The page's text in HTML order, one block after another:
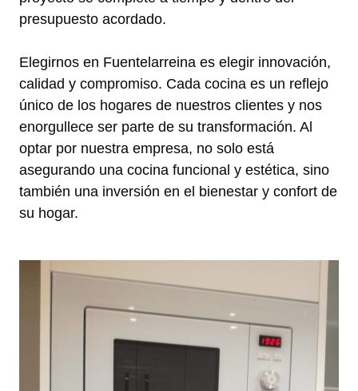
presupuesto acordado.
Elegirnos en Fuentelarreina es elegir innovación,
calidad y compromiso. Cada cocina es un reflejo
único de los hogares de nuestros clientes y nos
enorgullece ser parte de su transformación. Al
optar por nuestra empresa, no solo está
asegurando una cocina funcional y estética, sino
también una inversión en el bienestar y confort de
su hogar.